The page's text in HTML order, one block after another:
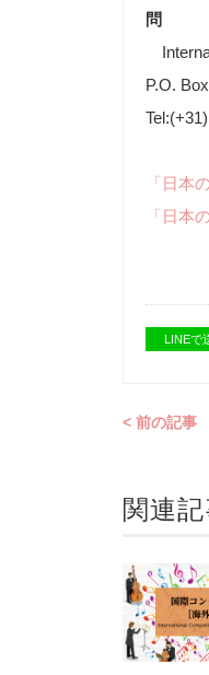
問
P.O.
「日本
「日本
LINEで
< 前の記事
関連